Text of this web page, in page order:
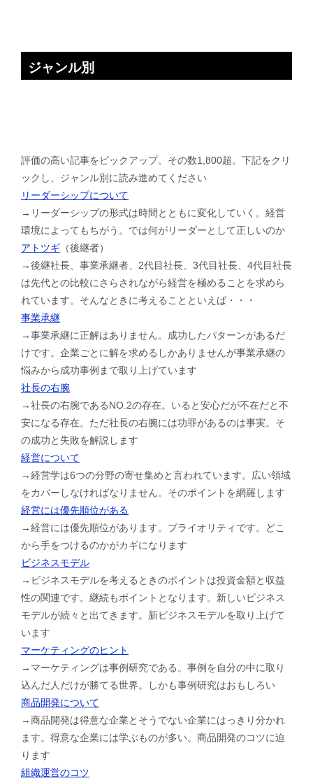
ジャンル別
評価の高い記事をピックアップ。その数1,800超。下記をクリ
ックし、ジャンル別に読み進めてください
リーダーシップについて
→リーダーシップの形式は時間とともに変化していく。経営
環境によってもちがう。では何がリーダーとして正しいのか
アトツギ （後継者）
→後継社長、事業承継者、2代目社長、3代目社長、4代目社長
は先代との比較にさらされながら経営を極めることを求めら
れています。そんなときに考えることといえば・・・
事業承継
→事業承継に正解はありません。成功したパターンがあるだ
けです。企業ごとに解を求めるしかありませんが事業承継の
悩みから成功事例まで取り上げています
社長の右腕
→社長の右腕であるNO.2の存在。いると安心だが不在だと不
安になる存在。ただ社長の右腕には功罪があるのは事実。そ
の成功と失敗を解説します
経営について
→経営学は6つの分野の寄せ集めと言われています。広い領域
をカバーしなければなりません。そのポイントを網羅します
経営には優先順位がある
→経営には優先順位があります。プライオリティです。どこ
から手をつけるのかがカギになります
ビジネスモデル
→ビジネスモデルを考えるときのポイントは投資金額と収益
性の関連です。継続もポイントとなります。新しいビジネス
モデルが続々と出てきます。新ビジネスモデルを取り上げて
います
マーケティングのヒント
→マーケティングは事例研究である。事例を自分の中に取り
込んだ人だけが勝てる世界。しかも事例研究はおもしろい
商品開発について
→商品開発は得意な企業とそうでない企業にはっきり分かれ
ます。得意な企業には学ぶものが多い。商品開発のコツに迫
ります
組織運営のコツ